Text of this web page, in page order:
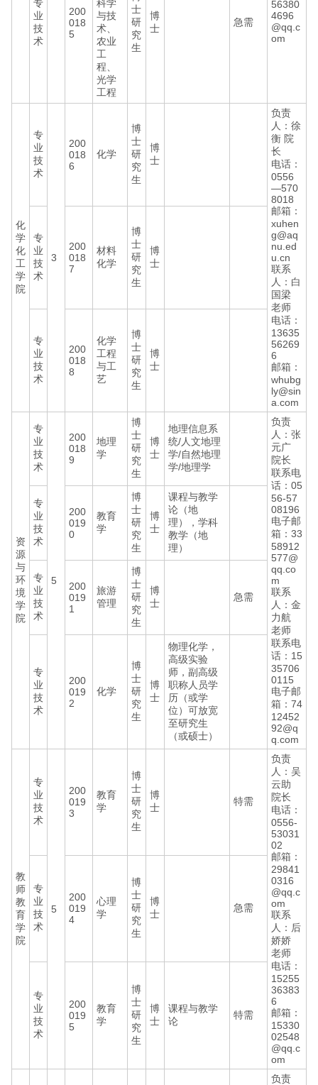
56380
4696
@qq.c
om
专
业
技
术
200
018
5
科学
与技
术、
农业
工
程、
光学
工程
士
研
究
生
博
士
急需
化
学
化
工
学
院
专
业
技
术
3
200
018
6
化学
博
士
研
究
生
博
士
负责
人：徐
衡 院
长
电话：
0556
—570
8018
邮箱：
xuhen
g@aq
nu.ed
u.cn
联系
人：白
国梁
老师
电话：
13635
56269
6
邮箱：
whubg
ly@sin
a.com
专
业
技
术
200
018
7
材料
化学
博
士
研
究
生
博
士
专
业
技
术
200
018
8
化学
工程
与工
艺
博
士
研
究
生
博
士
资
源
与
环
境
学
院
专
业
技
术
5
200
018
9
地理
学
博
士
研
究
生
博
士
地理信息系
统/人文地理
学/自然地理
学/地理学
负责
人：张
元广
院长
联系电
话：05
56-57
08196
电子邮
箱：33
58912
577@
qq.co
m
联系
人：金
力航
老师
联系电
话：15
35706
0115
电子邮
箱：74
12452
92@q
q.com
专
业
技
术
200
019
0
教育
学
博
士
研
究
生
博
士
课程与教学
论（地
理），学科
教学（地
理）
专
业
技
术
200
019
1
旅游
管理
博
士
研
究
生
博
士
急需
专
业
技
术
200
019
2
化学
博
士
研
究
生
博
士
物理化学，
高级实验
师，副高级
职称人员学
历（或学
位）可放宽
至研究生
（或硕士）
教
师
教
育
学
院
专
业
技
术
5
200
019
3
教育
学
博
士
研
究
生
博
士
特需
负责
人：吴
云助
院长
电话：
0556-
53031
02
邮箱：
29841
0316
@qq.c
om
联系
人：后
娇娇
老师
电话：
15255
36383
6
邮箱：
15330
02548
@qq.c
om
专
业
技
术
200
019
4
心理
学
博
士
研
究
生
博
士
急需
专
业
技
术
200
019
5
教育
学
博
士
研
究
生
博
士
课程与教学
论
特需
负责